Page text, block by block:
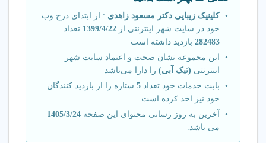
من از درد شدید هموروئید رنج می‌بردم، اما با
لیزر CO2 کاملاً درمان شدم؛ بدون عمل، بدون
بیهوشی و بدون بستری در بیمارستان. نتیجه
واقعاً عالی بود.
مرکز خیلی تمیز و حرفه‌ای بود. توضیح کامل
مراحل لیزر باعث شد استرسم از بین برود.
خوشحالم که درمانم بدون جراحی انجام شد.
کلینیک زیبایی دکتر مسعود زاهدی : از ابتدای درج وب
خود در سایت شهر اینترنتی از 1399/4/22 تعداد
282483 بازدید داشته است
این مجموعه نشان صحت و اعتماد سایت شهر
اینترنتی (تیک آبی) را دارا می‌باشد
بابت خدمات خود تعداد 5 ستاره را از بازدید کنندگان
خود نیز اخذ کرده است.
آخرین به روز رسانی محتوای این صفحه 1405/3/24
می باشد.